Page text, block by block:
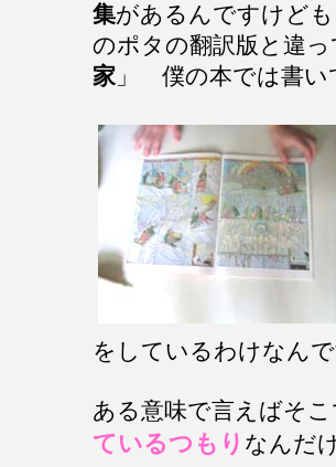
集があるんですけど
のポタの翻訳版と違
家 」 僕の本では書い
をしているわけなん
ある意味で言えばそ
ているつもり なんだ